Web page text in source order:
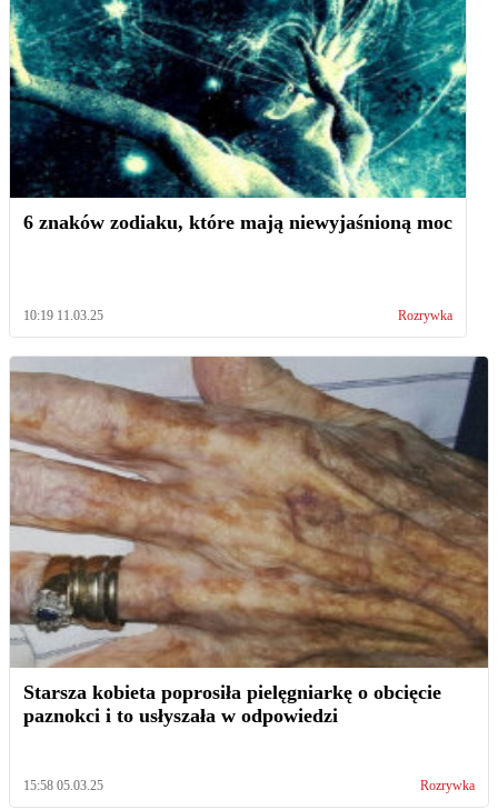
6 znaków zodiaku, które mają niewyjaśnioną moc
10:19 11.03.25 Rozrywka
Starsza kobieta poprosiła pielęgniarkę o obcięcie
paznokci i to usłyszała w odpowiedzi
15:58 05.03.25 Rozrywka